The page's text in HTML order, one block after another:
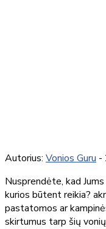
Autorius: Vonios Guru -
Nusprendėte, kad
kurios būtent reikia?
pastatomos ar
skirtumus tarp šių